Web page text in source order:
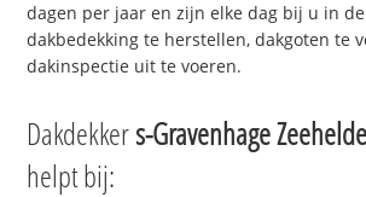
dagen per jaar en zijn elke dag bij u in
dakbedekking te herstellen, dakgoten te
dakinspectie uit te voeren.
Dakdekkers-Gravenhage
helpt bij: